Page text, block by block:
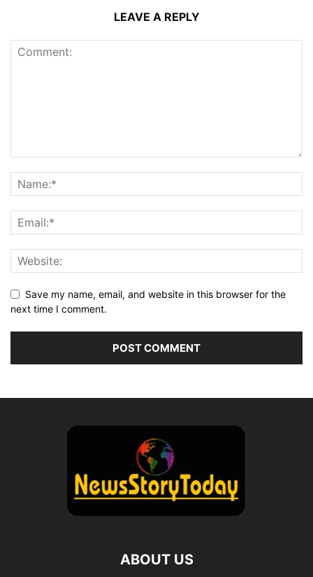
LEAVE A REPLY
Save my name, email, and website in this browser for the
next time I comment.
ABOUT US